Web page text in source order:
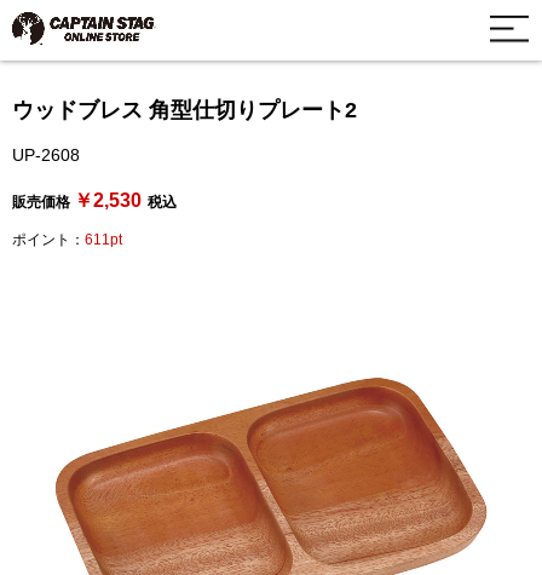
ウッドブレス 角型仕切りプレート2
UP-2608
販売価格 ￥2,530 税込
ポイント： 611pt